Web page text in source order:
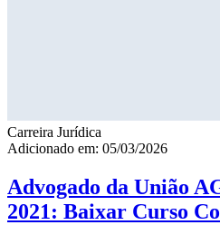
Carreira Jurídica
Adicionado em: 05/03/2026
Advogado da União
2021: Baixar Curso